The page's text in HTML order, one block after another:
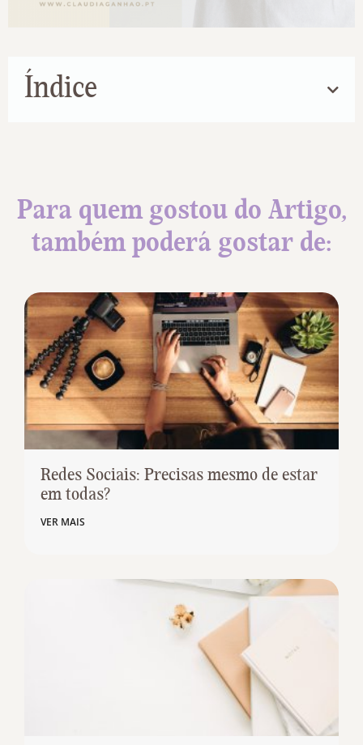
Índice
Para quem gostou do Artigo,
também poderá gostar de:
Redes Sociais: Precisas mesmo de estar
em todas?
VER MAIS